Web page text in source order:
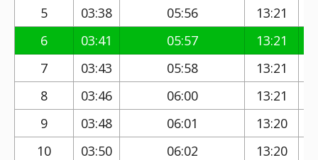
5
03:38 05:56 13:21
6
03:41 05:57 13:21
7
03:43 05:58 13:21
8
03:46 06:00 13:21
9
03:48 06:01 13:20
10
03:50 06:02 13:20